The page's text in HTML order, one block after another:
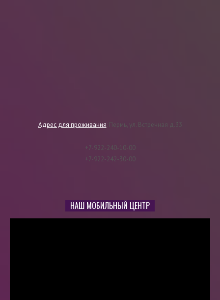
Адрес для проживания: Пермь, ул. Встречная д.33
+7-922-240-10-00
+7-922-242-30-00
НАШ МОБИЛЬНЫЙ ЦЕНТР